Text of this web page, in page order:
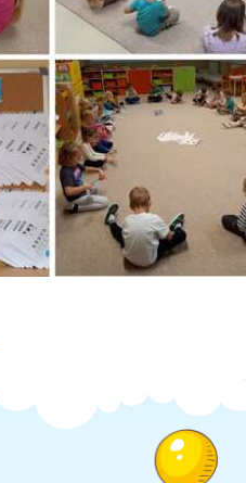
Školská jedáleň
Jedálny lístok
Kontakt
Ochrana osobných
údajov – GDPR
Vzdelávanie
zamestnancov